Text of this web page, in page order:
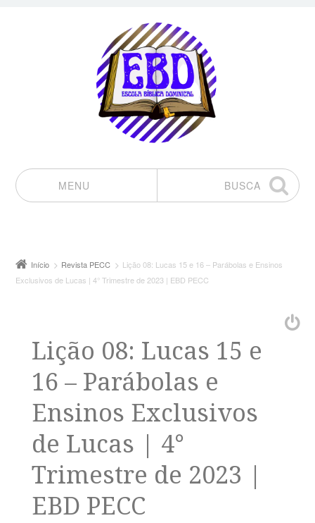
MENU
BUSCA
Início Revista PECC
Lição 08: Lucas 15 e 16 – Parábolas e Ensinos
Exclusivos de Lucas | 4° Trimestre de 2023 | EBD PECC
Lição 08: Lucas 15 e
16 – Parábolas e
Ensinos Exclusivos
de Lucas | 4°
Trimestre de 2023 |
EBD PECC